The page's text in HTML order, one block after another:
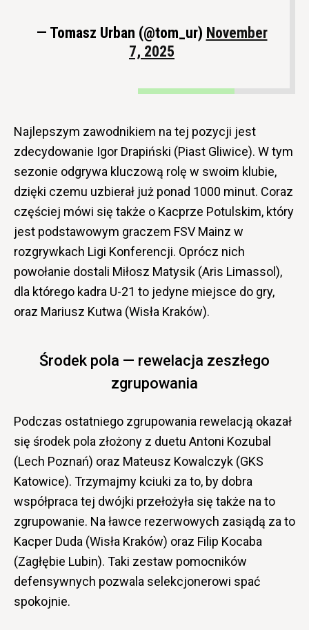
— Tomasz Urban (@tom_ur) November
7, 2025
Najlepszym zawodnikiem na tej pozycji jest
zdecydowanie Igor Drapiński (Piast Gliwice). W tym
sezonie odgrywa kluczową rolę w swoim klubie,
dzięki czemu uzbierał już ponad 1000 minut. Coraz
częściej mówi się także o Kacprze Potulskim, który
jest podstawowym graczem FSV Mainz w
rozgrywkach Ligi Konferencji. Oprócz nich
powołanie dostali Miłosz Matysik (Aris Limassol),
dla którego kadra U-21 to jedyne miejsce do gry,
oraz Mariusz Kutwa (Wisła Kraków).
Środek pola — rewelacja zeszłego
zgrupowania
Podczas ostatniego zgrupowania rewelacją okazał
się środek pola złożony z duetu Antoni Kozubal
(Lech Poznań) oraz Mateusz Kowalczyk (GKS
Katowice). Trzymajmy kciuki za to, by dobra
współpraca tej dwójki przełożyła się także na to
zgrupowanie. Na ławce rezerwowych zasiądą za to
Kacper Duda (Wisła Kraków) oraz Filip Kocaba
(Zagłębie Lubin). Taki zestaw pomocników
defensywnych pozwala selekcjonerowi spać
spokojnie.